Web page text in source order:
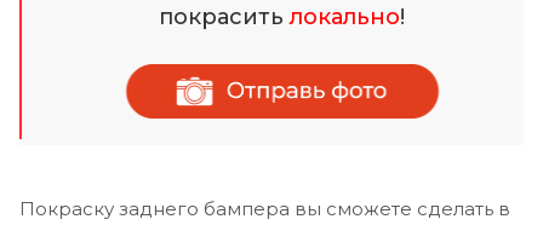
покраситьлокально!
Покраску заднего бампера вы сможете сделать в